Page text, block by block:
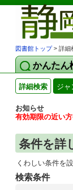
図書館トップ> 詳細
かんたん
詳細検索 ジャ
お知らせ
有効期限の近い
条件を詳
くわしい条件を
検索条件